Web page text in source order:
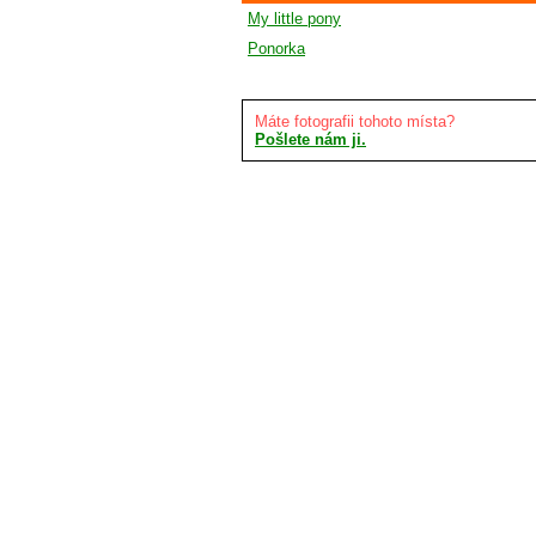
My little pony
Ponorka
Máte fotografii tohoto místa?
Pošlete nám ji.